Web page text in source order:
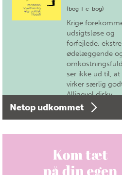
(bog + e-bog)
Krige
udsigtsløse og
forfejlede,
ødelæggende
ser ikke ud til, at
virker særlig
Alligevel diskv…
Netop udkommet